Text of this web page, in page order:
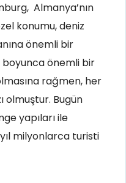
Almanya’nın
konumu, deniz
önemli bir
boyunca önemli bir
rağmen, her
olmuştur. Bugün
yapıları ile
milyonlarca turisti